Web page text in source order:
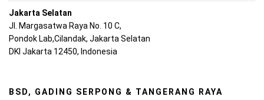
Jakarta Selatan
Jl. Margasatwa Raya No. 10 C,
Pondok Lab,Cilandak, Jakarta Selatan
DKI Jakarta 12450, Indonesia
BSD, GADING SERPONG & TANGERANG RAYA